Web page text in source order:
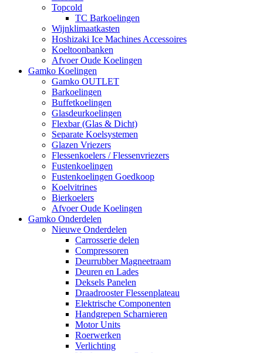
Topcold
TC Barkoelingen
Wijnklimaatkasten
Hoshizaki Ice Machines Accessoires
Koeltoonbanken
Afvoer Oude Koelingen
Gamko Koelingen
Gamko OUTLET
Barkoelingen
Buffetkoelingen
Glasdeurkoelingen
Flexbar (Glas & Dicht)
Separate Koelsystemen
Glazen Vriezers
Flessenkoelers / Flessenvriezers
Fustenkoelingen
Fustenkoelingen Goedkoop
Koelvitrines
Bierkoelers
Afvoer Oude Koelingen
Gamko Onderdelen
Nieuwe Onderdelen
Carrosserie delen
Compressoren
Deurrubber Magneetraam
Deuren en Lades
Deksels Panelen
Draadrooster Flessenplateau
Elektrische Componenten
Handgrepen Scharnieren
Motor Units
Roerwerken
Verlichting